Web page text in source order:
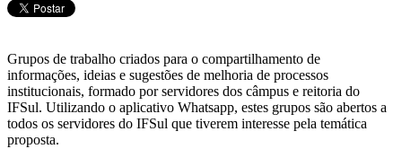
Grupos de trabalho criados para o compartilhamento de
informações, ideias e sugestões de melhoria de processos
institucionais, formado por servidores dos câmpus e reitoria do
IFSul. Utilizando o aplicativo Whatsapp, estes grupos são abertos a
todos os servidores do IFSul que tiverem interesse pela temática
proposta.